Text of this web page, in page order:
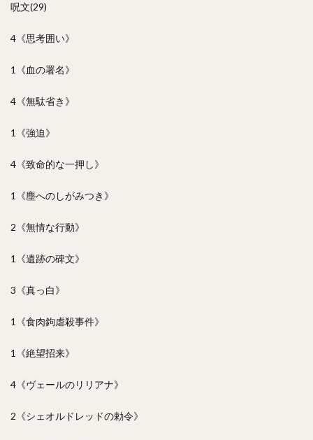
呪文(29)
4《思考囲い》
1《血の署名》
4《無駄省き》
1《強迫》
4《致命的な一押し》
1《塵へのしがみつき》
2《無情な行動》
1《遺跡の碑文》
3《真っ白》
1《食肉鉤虐殺事件》
1《絶望招来》
4《ヴェールのリリアナ》
2《シェオルドレッドの勅令》